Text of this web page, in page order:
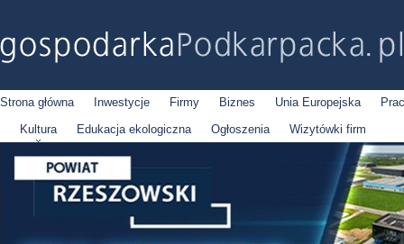
Strona główna Inwestycje Firmy Biznes Unia Europejska
Kultura
Edukacja ekologiczna Ogłoszenia Wizytówki firm